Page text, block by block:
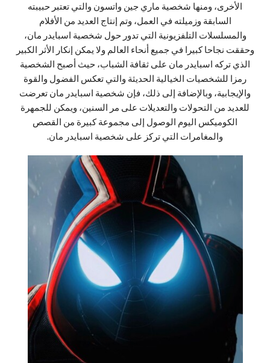
الأخرى، ومنها شخصية ماري جين واتسون والتي تعتبر حبيبته
السابقة وزميلته في العمل، وتم إنتاج العديد من الأفلام
والمسلسلات التلفزيونية التي تدور حول شخصية اسبايدر مان،
وحققت نجاحا كبيرا في جميع أنحاء العالم ولا يمكن إنكار الأثر الكبير
الذي تركه اسبايدر مان على ثقافة الشباب، حيث أصبح الشخصية
رمزا للشخصيات الخيالية الحديثة والتي تعكس الفضول والقوة
والإيجابية، وبالإضافة إلى ذلك، فإن شخصية اسبايدر مان تعرضت
للعديد من التحولات والتعديلات على مر السنين، ويمكن للجمهرة
الكوميكس اليوم الوصول إلى مجموعة كبيرة من القصص
والمغامرات التي تركز على شخصية اسبايدر مان.